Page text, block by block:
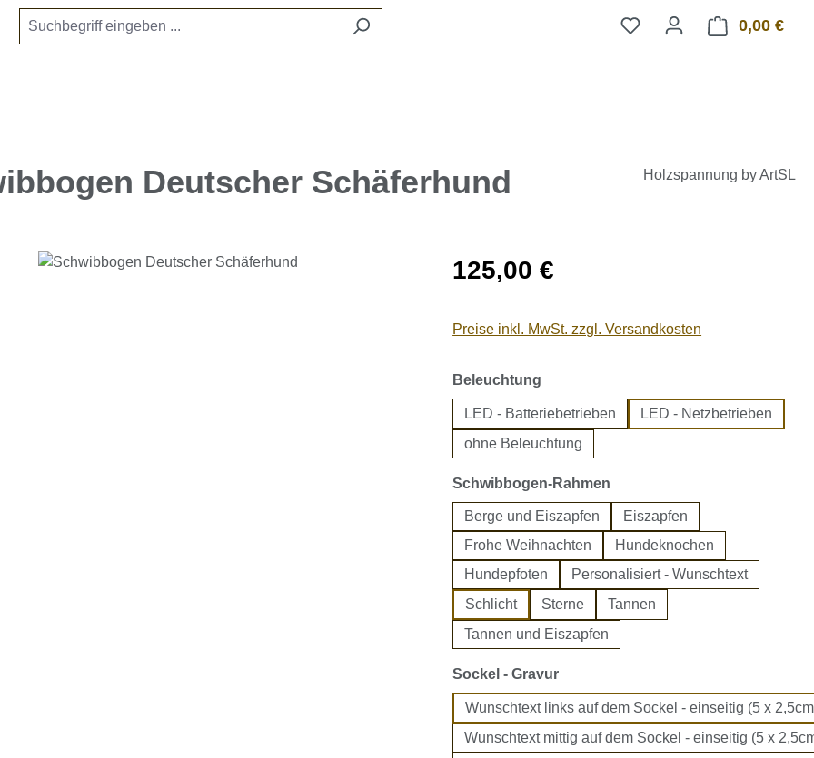
0,00 €
Deutscher Schäferhund Holzspannung by ArtSL
überspringen Regulärer Preis:
125,00 €
Preise inkl. MwSt. zzgl. Versandkosten
Beleuchtung
LED - Batteriebetrieben
LED - Netzbetrieben
ohne Beleuchtung
Schwibbogen-Rahmen
Berge und Eiszapfen
Eiszapfen
Frohe Weihnachten
Hundeknochen
Hundepfoten
Personalisiert - Wunschtext
Schlicht
Sterne
Tannen
Tannen und Eiszapfen
Sockel - Gravurauswählen
Wunschtext links auf dem Sockel - einseitig (5 x
Wunschtext mittig auf dem Sockel - einseitig (5 x